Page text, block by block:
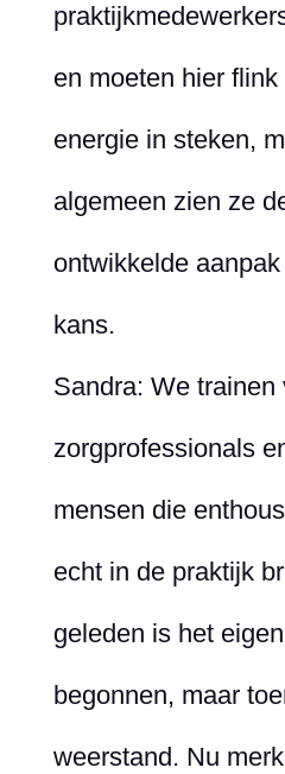
en moeten hier
energie in steken,
algemeen zien ze
ontwikkelde
kans.
Sandra: We trainen
zorgprofessionals
mensen die
echt in de praktijk
geleden is het
begonnen, maar
weerstand. Nu